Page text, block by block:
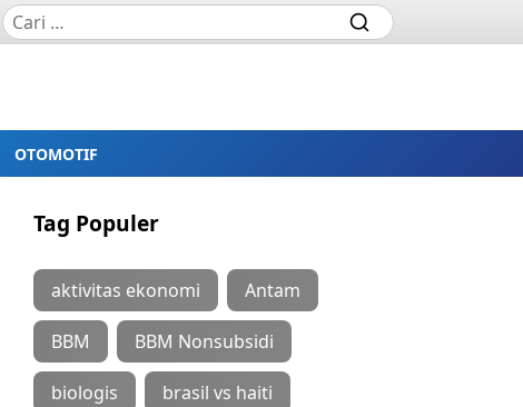
OTOMOTIF
Tag Populer
aktivitas ekonomi Antam
BBM BBM Nonsubsidi
biologis brasil vs haiti